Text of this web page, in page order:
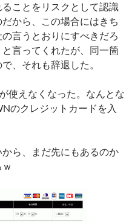
ことをリスクとして認識
から、この場合にはきち
言うとおりにすべきだろ
言ってくれたが、同一箇
、それも辞退した。
使えなくなった。なんとな
のクレジットカードを入
ら、まだ先にもあるのか